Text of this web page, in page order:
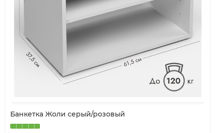
Банкетка Жоли серый/розовый